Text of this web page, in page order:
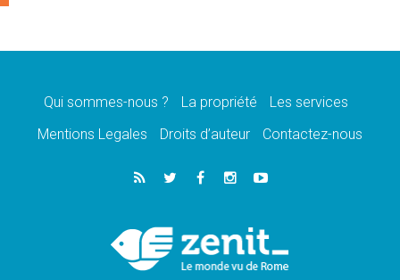
07.08.2026
07.08.2026
lancement des «dix jours de prière pour la
06.08.2026
Préparatifs des JMJ 2027 à Séoul: «c'est
Chrétiens et confucéens: respect et sagesse
pour relever les «défis urgents»
Qui sommes-nous ? La propriété
Les services
Mentions Legales
Droits d’auteur Contactez-nous